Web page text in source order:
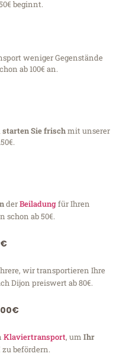
beginnt.
weniger Gegenstände
ab 100€ an.
starten Sie frischmit unserer
derBeiladungfür Ihren
schon ab 50€.
wir transportieren Ihre
Dijon preiswert ab 80€.
Klaviertransport, um Ihr
zu befördern.